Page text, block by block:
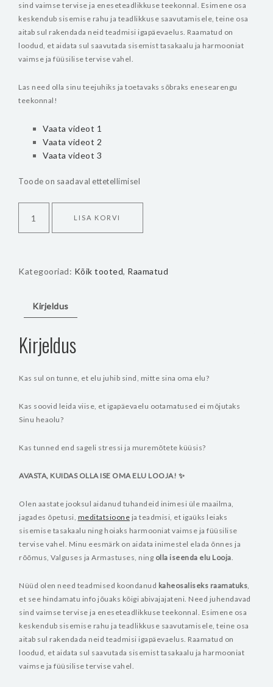
sind vaimse tervise ja eneseteadlikkuse teekonnal. Esimene osa
keskendub sisemise rahu ja teadlikkuse saavutamisele, teine osa
aitab sul rakendada neid teadmisi igapäevaelus. Raamatud on
loodud, et aidata sul saavutada sisemist tasakaalu ja harmooniat
vaimse ja füüsilise tervise vahel.
Las need olla sinu teejuhiks ja toetavaks sõbraks enesearengu
teekonnal!
Vaata videot 1
Vaata videot 2
Vaata videot 3
Toode on saadaval ettetellimisel
enda
raamatu
kogus
LISA KORVI
Kategooriad: Kõik tooted, Raamatud
Kirjeldus
Kirjeldus
Kas sul on tunne, et elu juhib sind, mitte sina oma elu?
Kas soovid leida viise, et igapäevaelu ootamatused ei mõjutaks
Sinu heaolu?
Kas tunned end sageli stressi ja muremõtete küüsis?
AVASTA, KUIDAS OLLA ISE OMA ELU LOOJA! ✨
Olen aastate jooksul aidanud tuhandeid inimesi üle maailma,
jagades õpetusi, meditatsioone ja teadmisi, et igaüks leiaks
sisemise tasakaalu ning hoiaks harmooniat vaimse ja füüsilise
tervise vahel. Minu eesmärk on aidata inimestel elada õnnes ja
rõõmus, Valguses ja Armastuses, ning olla iseenda elu Looja
Nüüd olen need teadmised koondanud kaheosaliseks raamatuks
et see hindamatu info jõuaks kõigi abivajajateni. Need juhendavad
sind vaimse tervise ja eneseteadlikkuse teekonnal. Esimene osa
keskendub sisemise rahu ja teadlikkuse saavutamisele, teine osa
aitab sul rakendada neid teadmisi igapäevaelus. Raamatud on
loodud, et aidata sul saavutada sisemist tasakaalu ja harmooniat
vaimse ja füüsilise tervise vahel.